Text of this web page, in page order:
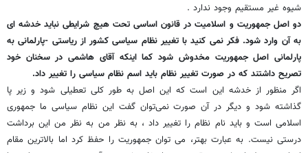
شیوه غیر مستقیم وجود ندارد .
دو اصل جمهوریت و اسلامیت در قانون اساسی تحت هیچ شرایطی نباید خدشه ای
به آن وارد شود. فکر نمی کنید با تغییر نظام سیاسی کشور از ریاستی -پارلمانی به
پارلمانی اصل جمهوریت مخدوش شود کما اینکه آقای هاشمی در سخنان خود
تصریح داشتند که در صورت تغییر نظام باید اسم نظام سیاسی را تغییر داد.
اگر منظور از خدشه این است که این اصل به طور کلی تعطیلی شود و زیر پا
گذاشته شود و دیگر در آن صورت نمی‌توان گفت این نظام سیاسی ما جمهوری
اسلامی است و باید نام نظام را تغییر داد ، به نظر من به نظر من این برداشت
درستی نیست. به عبارت بهتر، می توان جمهوریت را حفظ کرد اما بالاترین مقام